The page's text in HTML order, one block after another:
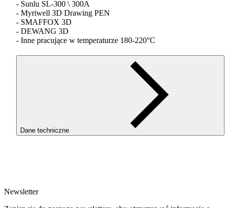
- Sunlu SL-300 \ 300A
- Myriwell 3D Drawing PEN
- SMAFFOX 3D
- DEWANG 3D
- Inne pracujące w temperaturze 180-220°C
Dane techniczne
Waga netto [kg]
Newsletter